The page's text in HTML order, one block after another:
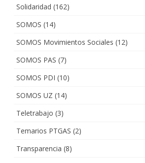
Solidaridad (162)
SOMOS (14)
SOMOS Movimientos Sociales (12)
SOMOS PAS (7)
SOMOS PDI (10)
SOMOS UZ (14)
Teletrabajo (3)
Temarios PTGAS (2)
Transparencia (8)